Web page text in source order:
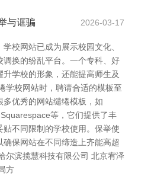
与诓骗 2026-03-17
校网站已成为展示校园文化、
调换的纷乱平台。一个专科、好
学校的形象，还能提高师生及
学校网站时，聘请合适的模板至
多优秀的网站缱绻模板，如
等，它们提供了丰
不同限制的学校使用。保举使
确保网站在不同缔造上齐能高超
尔滨揽慧科技有限公司 北京宥泽
方